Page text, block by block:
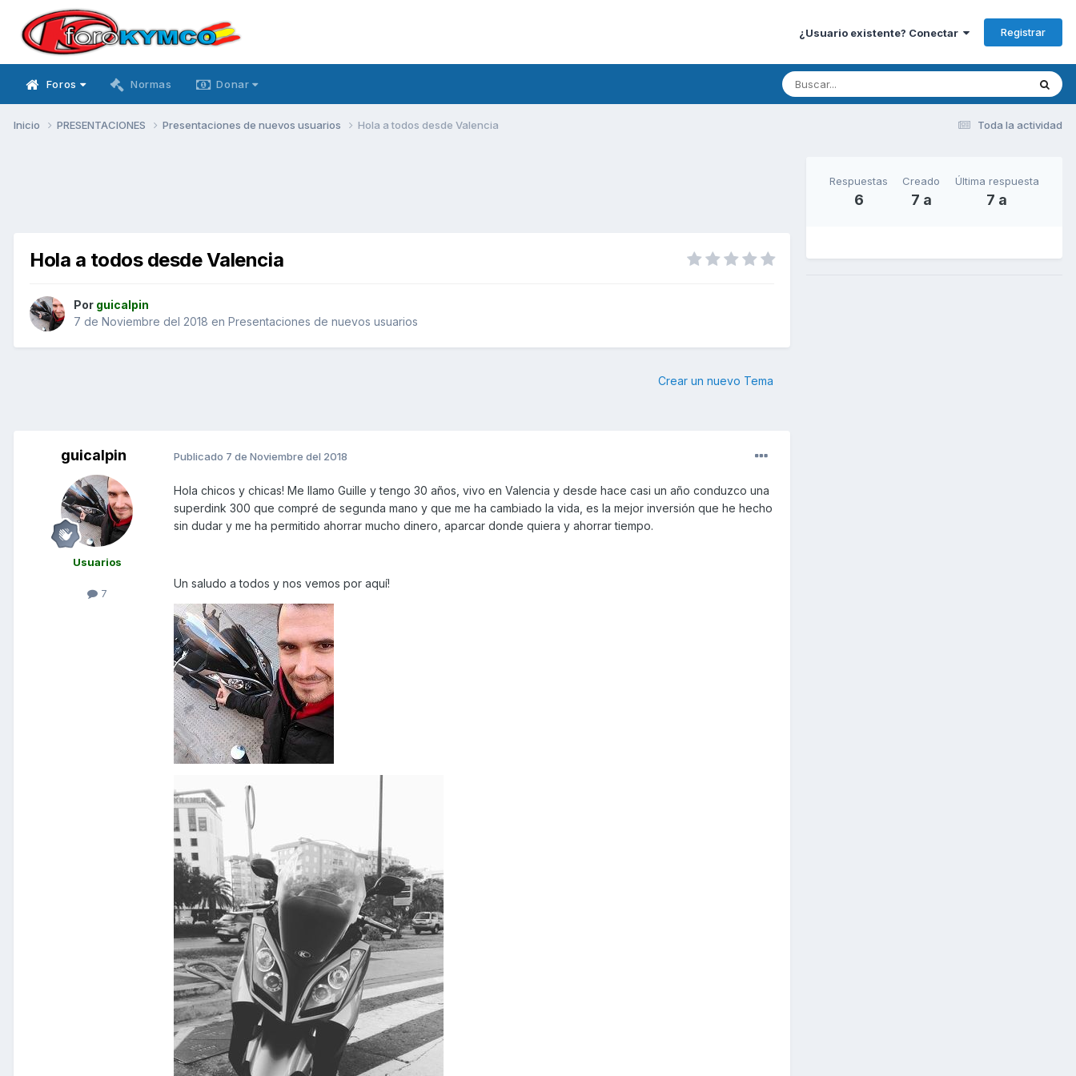
¿Usuario existente? Conectar Registrar
Foros Normas Donar
Toda la actividad
Inicio PRESENTACIONES Presentaciones de nuevos usuarios Hola a todos desde Valencia
Hola a todos desde Valencia
Por guicalpin
7 de Noviembre del 2018 en Presentaciones de nuevos usuarios
Crear un nuevo Tema
guicalpin
Usuarios
7
Publicado 7 de Noviembre del 2018
Hola chicos y chicas! Me llamo Guille y tengo 30 años, vivo en Valencia y desde hace casi un año conduzco una
superdink 300 que compré de segunda mano y que me ha cambiado la vida, es la mejor inversión que he hecho
sin dudar y me ha permitido ahorrar mucho dinero, aparcar donde quiera y ahorrar tiempo.
Un saludo a todos y nos vemos por aquí!
Respuestas
6
Creado
7 a
Última respuesta
7 a